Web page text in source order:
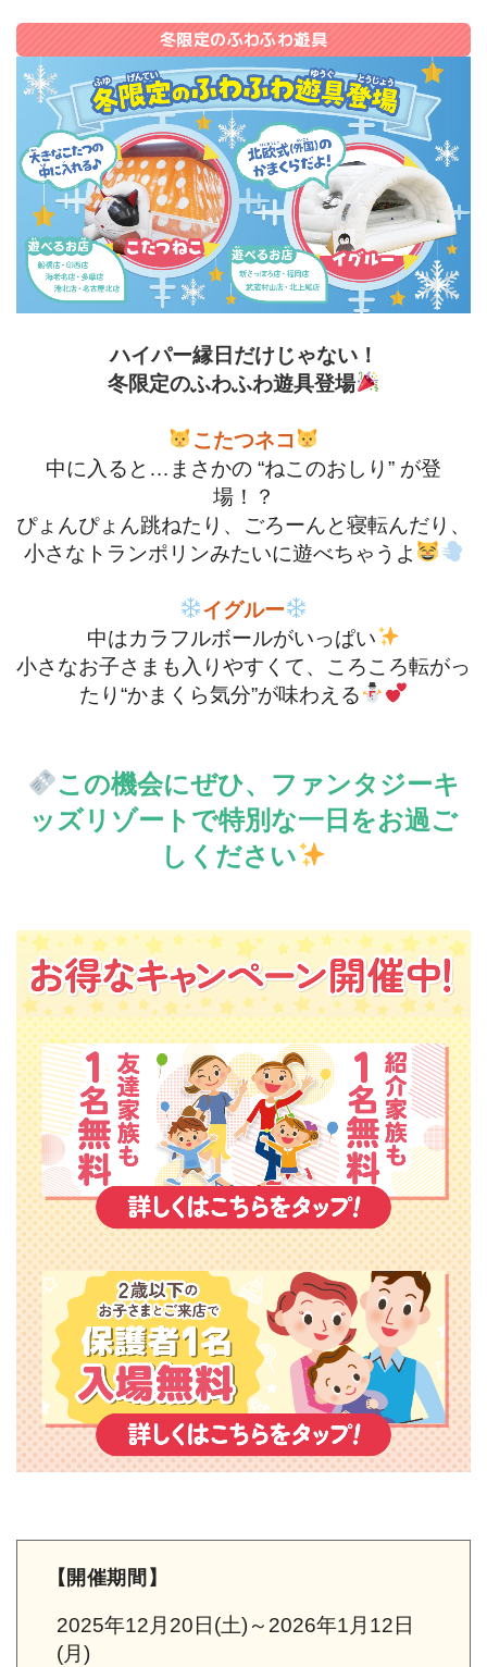
冬限定のふわふわ遊具
ハイパー縁日だけじゃない！
冬限定のふわふわ遊具登場
こたつネコ
中に入ると…まさかの “ねこのおしり” が登
場！？
ぴょんぴょん跳ねたり、ごろーんと寝転んだり、
小さなトランポリンみたいに遊べちゃうよ
イグルー
中はカラフルボールがいっぱい
小さなお子さまも入りやすくて、ころころ転がっ
たり“かまくら気分”が味わえる
この機会にぜひ、ファンタジーキ
ッズリゾートで特別な一日をお過ご
しください
【開催期間】
2025年12月20日(土)～2026年1月12日
(月)